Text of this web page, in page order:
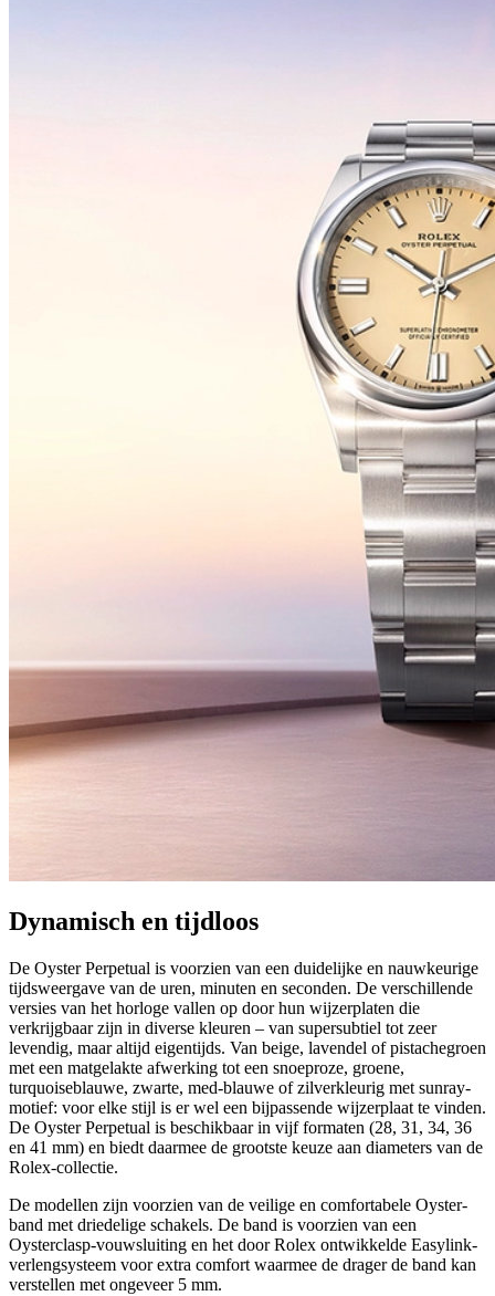
Dynamisch en tijdloos
De Oyster Perpetual is voorzien van een duidelijke en nauwkeurige
tijdsweergave van de uren, minuten en seconden. De verschillende
versies van het horloge vallen op door hun wijzerplaten die
verkrijgbaar zijn in diverse kleuren – van supersubtiel tot zeer
levendig, maar altijd eigentijds. Van beige, lavendel of pistachegroen
met een matgelakte afwerking tot een snoeproze, groene,
turquoiseblauwe, zwarte, med-blauwe of zilverkleurig met sunray-
motief: voor elke stijl is er wel een bijpassende wijzerplaat te vinden.
De Oyster Perpetual is beschikbaar in vijf formaten (28, 31, 34, 36
en 41 mm) en biedt daarmee de grootste keuze aan diameters van de
Rolex-collectie.
De modellen zijn voorzien van de veilige en comfortabele Oyster-
band met driedelige schakels. De band is voorzien van een
Oysterclasp-vouwsluiting en het door Rolex ontwikkelde Easylink-
verleng­systeem voor extra comfort waarmee de drager de band kan
verstellen met ongeveer 5 mm.